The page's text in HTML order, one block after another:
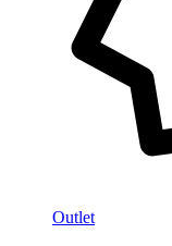
Outlet